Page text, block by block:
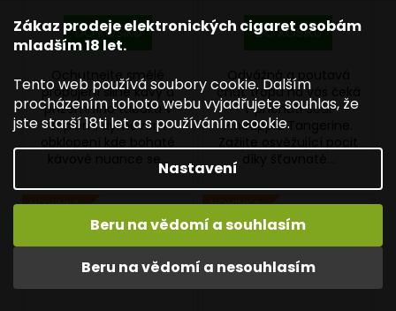
Zákaz prodeje elektronických cigaret osobám
mladším 18 let.
Tento web používá soubory cookie. Dalším
procházením tohoto webu vyjadřujete souhlas, že
jste starší 18ti let a s používáním cookie.
Nastavení
Beru na vědomí a nesouhlasím
Beru na vědomí a souhlasím
DO KOŠÍKU
Ochutnejte smělé
propojení silné kávy a
přízemního tabáku v
teplém, dýmovém
kávové nuance se...
DO KOŠÍKU
Odvážná a poutavá
chuť tropů na vás čeká
v příchuti Sour
Pineapple Tangerine.
NOVINKA
NELZE ZASLAT DO SK
NOVINKA
NELZE ZASLAT DO SK